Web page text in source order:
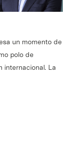
un momento de
polo de
internacional. La